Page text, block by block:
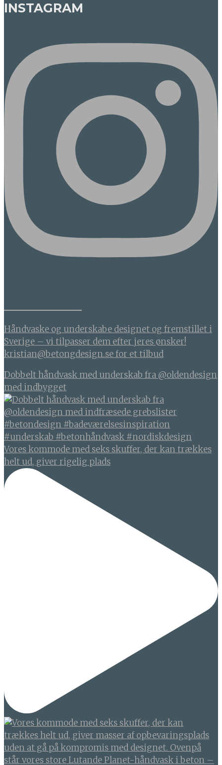
INSTAGRAM
Håndvaske og underskabe designet og fremstillet i
Sverige – vi tilpasser dem efter jeres ønsker!
kristian@betongdesign.se for et tilbud
Dobbelt håndvask med underskab fra @oldendesign
med indbygget
Vores kommode med seks skuffer, der kan trækkes
helt ud, giver rigelig plads